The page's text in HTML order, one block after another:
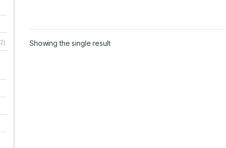
Showing the single result